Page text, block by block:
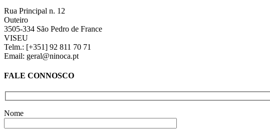
Rua Principal n. 12
Outeiro
3505-334 São Pedro de France
VISEU
Telm.: [+351] 92 811 70 71
Email: geral@ninoca.pt
FALE CONNOSCO
Nome